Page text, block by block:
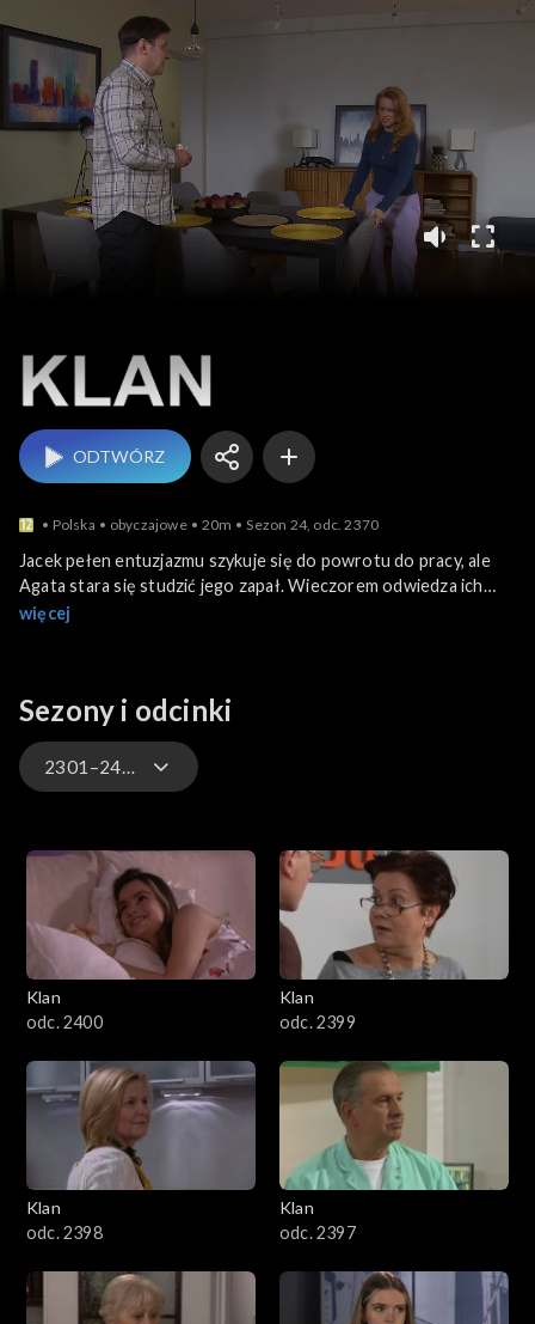
Klan
ODTWÓRZ
Polska obyczajowe 20m Sezon 24, odc. 2370
Jacek pełen entuzjazmu szykuje się do powrotu do pracy, ale
Agata stara się studzić jego zapał. Wieczorem odwiedza ich
Olaf i wspólnie spędzają miły wieczór. Jerzy zdaje relację
do zdrady żony. Tymczasem Marta postanawia zrealizować cykl
programów telewizyjnych i zaprasza do współpracy Miłosza.
więcej
Sezony i odcinki
2301–2400
4601–4700
4501–4600
4401–4500
4301–4400
4201–4300
4101–4200
3901–4000
Klan
odc. 2400
Klan
odc. 2399
Klan
odc. 2398
Klan
odc. 2397